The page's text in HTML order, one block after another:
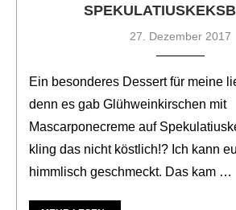
27. Dezember 2017
Ein besonderes Dessert für meine
denn es gab Glühweinkirschen mit
Mascarponecreme auf
kling das nicht köstlich!? Ich kann
himmlisch geschmeckt. Das kam …